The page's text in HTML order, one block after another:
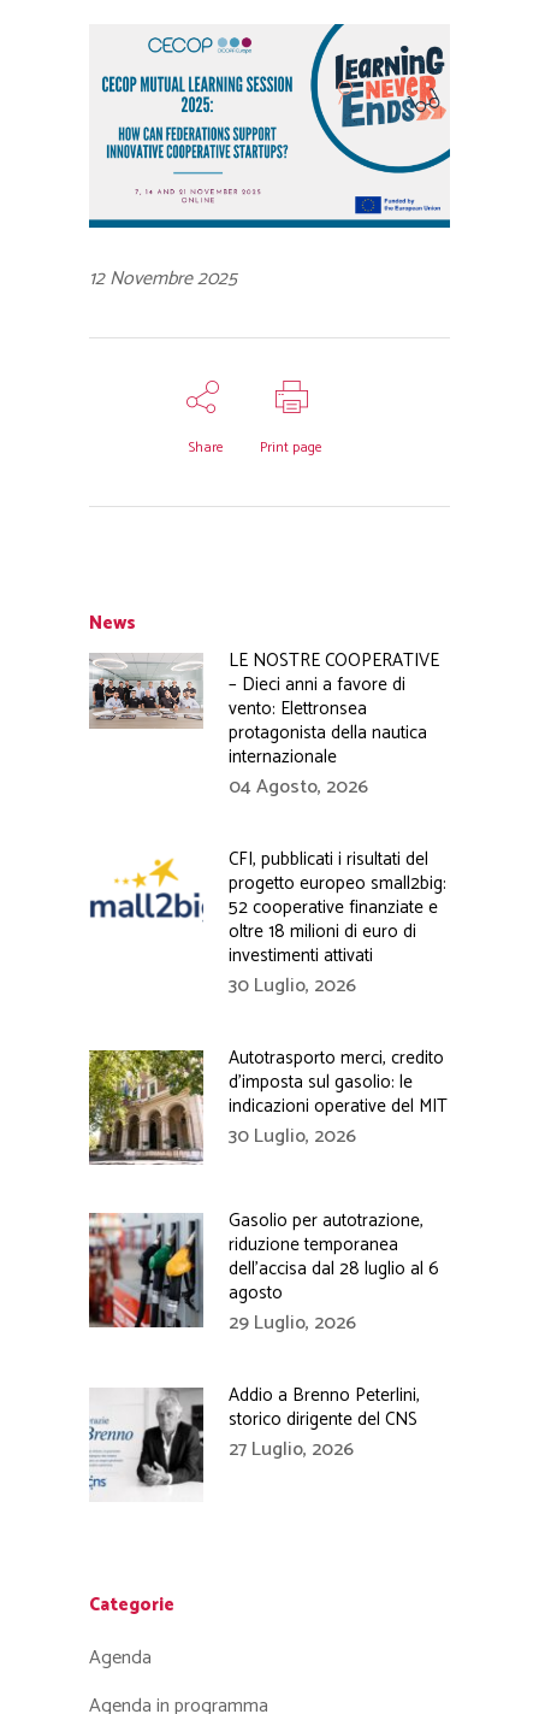
12 Novembre 2025
Share Print page
News
LE NOSTRE COOPERATIVE
– Dieci anni a favore di
vento: Elettronsea
protagonista della nautica
internazionale
04 Agosto, 2026
CFI, pubblicati i risultati del
progetto europeo small2big:
52 cooperative finanziate e
oltre 18 milioni di euro di
investimenti attivati
30 Luglio, 2026
Autotrasporto merci, credito
d’imposta sul gasolio: le
indicazioni operative del MIT
30 Luglio, 2026
Gasolio per autotrazione,
riduzione temporanea
dell’accisa dal 28 luglio al 6
agosto
29 Luglio, 2026
Addio a Brenno Peterlini,
storico dirigente del CNS
27 Luglio, 2026
Categorie
Agenda
Agenda in programma